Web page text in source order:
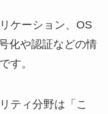
ケーション、OS
化や認証などの情
す。
ティ分野は「こ